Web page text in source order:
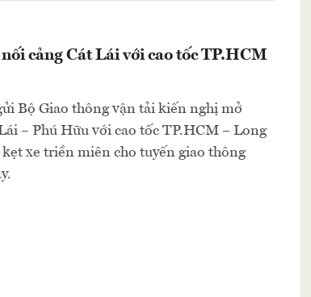
cảng Cát Lái với cao tốc TP.HCM
Bộ Giao thông vận tải kiến nghị mở
– Phú Hữu với cao tốc TP.HCM – Long
xe triền miên cho tuyến giao thông